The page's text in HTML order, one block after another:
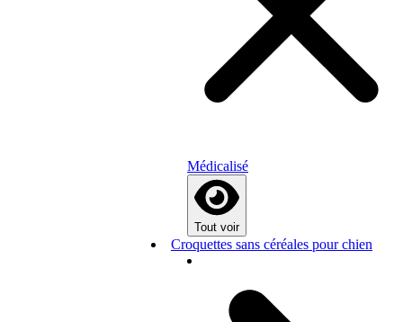
Médicalisé
Tout voir
Croquettes sans céréales pour chien